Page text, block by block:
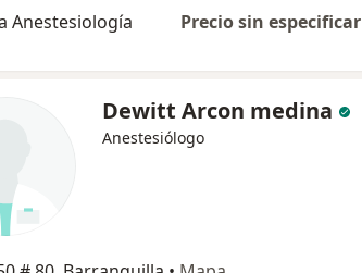
Anestesiología Precio sin especificar
Dewitt Arcon medina
Anestesiólogo